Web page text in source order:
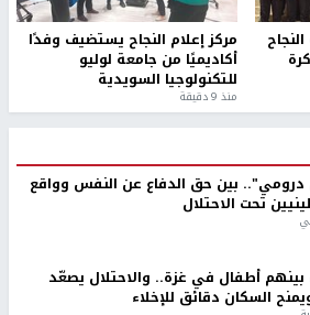
النجاح مركز إعلام النجاح يستضيف وفدًا
أكاديميًا من جامعة لوليو
للتكنولوجيا السويدية
منذ 9 دقيقة
درومي".. بين حق الدفاع عن النفس وواقع
تحت الاحتلال
أطفال في غزة.. والاحتلال يصعّد
السكان دقائق للإخلاء